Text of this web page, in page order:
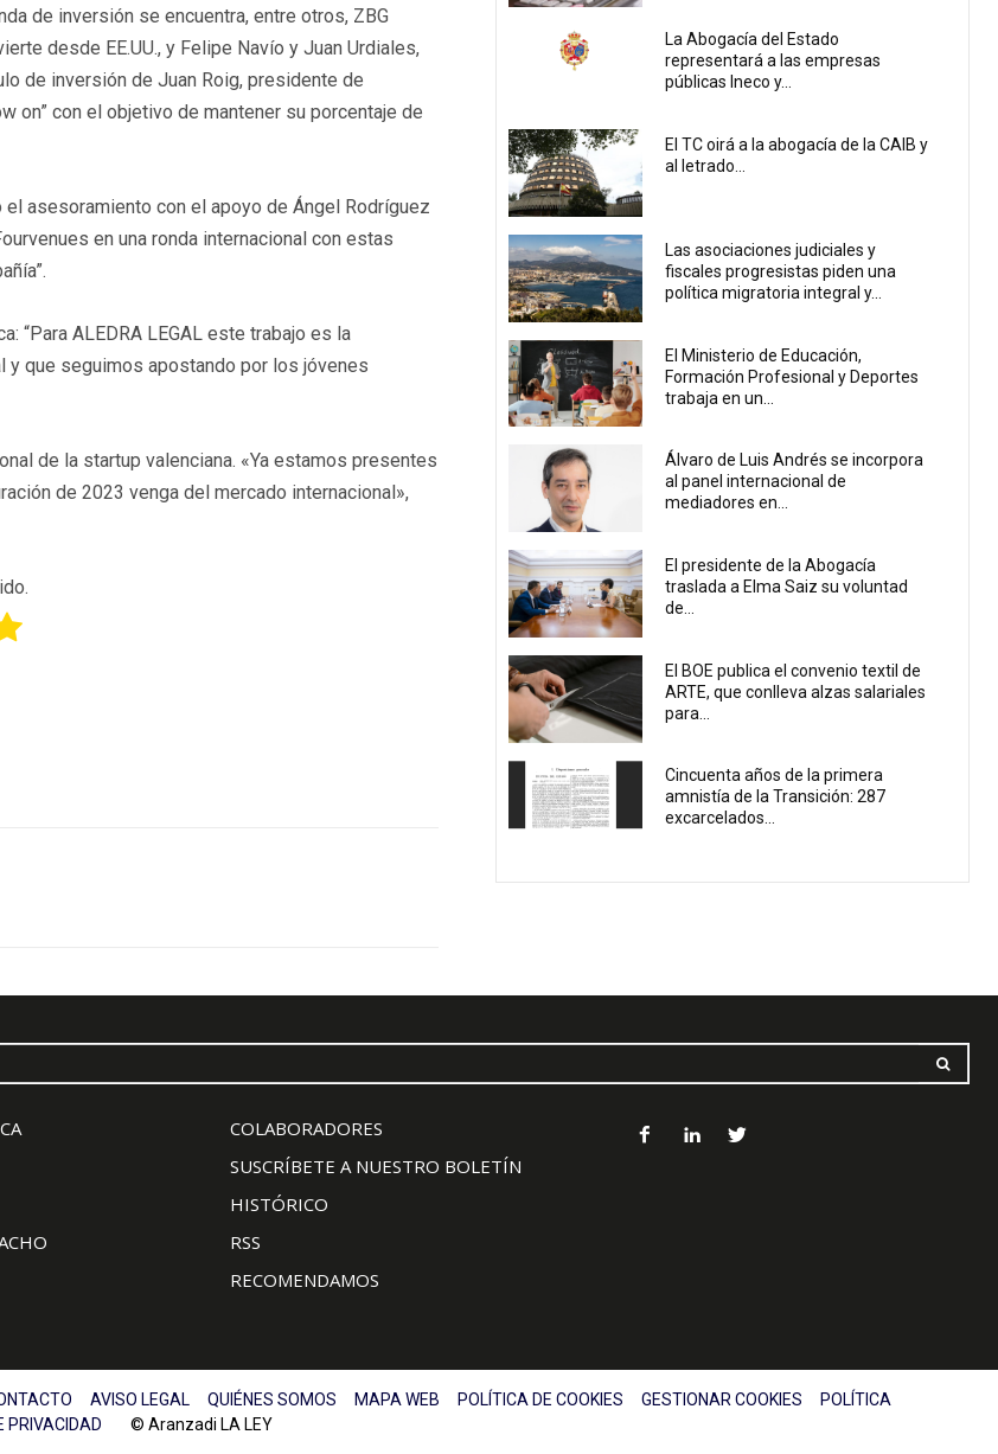
de inversión se encuentra, entre otros, ZBG
desde EE.UU., y Felipe Navío y Juan Urdiales,
de inversión de Juan Roig, presidente de
on” con el objetivo de mantener su porcentaje de
asesoramiento con el apoyo de Ángel Rodríguez
en una ronda internacional con estas
“Para ALEDRA LEGAL este trabajo es la
y que seguimos apostando por los jóvenes
de la startup valenciana. «Ya estamos presentes
de 2023 venga del mercado internacional»,
La Abogacía del Estado
representará a las empresas
públicas Ineco y...
El TC oirá a la abogacía de la CAIB y
al letrado...
Las asociaciones judiciales y
fiscales progresistas piden una
política migratoria integral y...
El Ministerio de Educación,
Formación Profesional y Deportes
trabaja en un...
Álvaro de Luis Andrés se incorpora
al panel internacional de
mediadores en...
El presidente de la Abogacía
traslada a Elma Saiz su voluntad
de...
El BOE publica el convenio textil de
ARTE, que conlleva alzas salariales
para...
Cincuenta años de la primera
amnistía de la Transición: 287
excarcelados...
COLABORADORES
SUSCRÍBETE A NUESTRO BOLETÍN
HISTÓRICO
RSS
RECOMENDAMOS
AVISO LEGAL QUIÉNES SOMOS MAPA WEB POLÍTICA DE COOKIES GESTIONAR COOKIES
POLÍTICA
PRIVACIDAD © Aranzadi LA LEY